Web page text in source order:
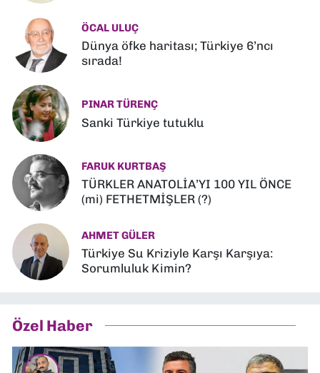
ÖCAL ULUÇ
Dünya öfke haritası; Türkiye 6’ncı
sırada!
PINAR TÜRENÇ
Sanki Türkiye tutuklu
FARUK KURTBAŞ
TÜRKLER ANATOLİA’YI 100 YIL ÖNCE
(mi) FETHETMİŞLER (?)
AHMET GÜLER
Türkiye Su Kriziyle Karşı Karşıya:
Sorumluluk Kimin?
Özel Haber